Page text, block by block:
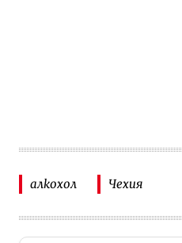
алкохол Чехия